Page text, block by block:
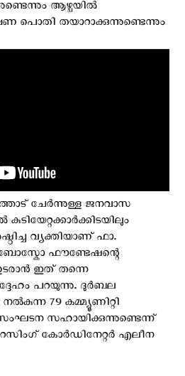
ആഴ്ചയിൽ
പൊതി തയാറാക്കുന്നുണ്ടെന്നും
ചേര്‍ന്നുള്ള ജനവാസ
വ്യക്തിയാണ് ഫാ.
ഫൗണ്ടേഷന്റെ
ഇത് തന്നെ
പറയുന്നു. ദുർബല
79 കമ്മ്യൂണിറ്റി
സഹായിക്കുന്നുണ്ടെന്ന്
കോർഡിനേറ്റർ എലീന